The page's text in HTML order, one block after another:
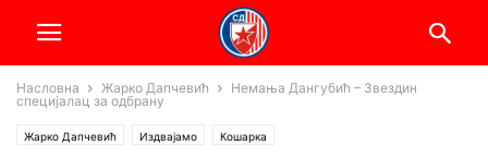
Насловна Жарко Дапчевић
Немања Дангубић – Звездин
специјалац за одбрану
Жарко Дапчевић Издвајамо Кошарка